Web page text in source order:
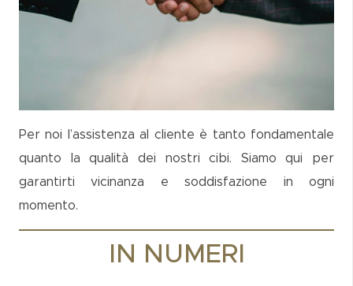
Per noi l’assistenza al cliente è tanto fondamentale
quanto la qualità dei nostri cibi. Siamo qui per
garantirti vicinanza e soddisfazione in ogni
momento.
IN NUMERI